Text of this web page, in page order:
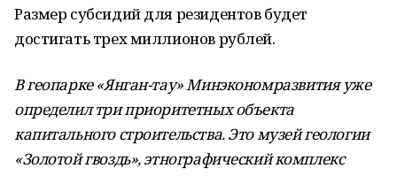
Размер субсидий для резидентов будет
достигать трех миллионов рублей.
В геопарке«Янган-тау»Минэкономразвития уже
определил три приоритетных объекта
капитального строительства. Это музей геологии
«Золотой гвоздь»,этнографический комплекс